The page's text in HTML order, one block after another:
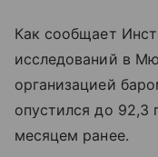
Как сообщает
исследований в
организацией
опустился до 92,3
месяцем ранее.